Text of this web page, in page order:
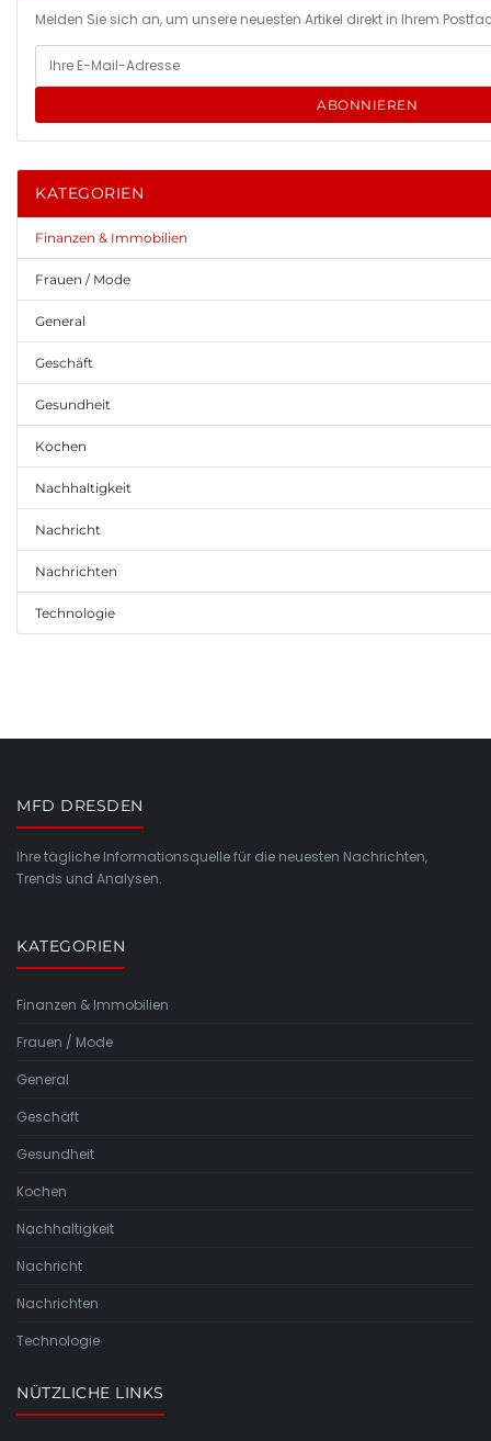
Melden Sie sich an, um unsere neuesten Artikel direkt in Ihrem
ABONNIEREN
KATEGORIEN
Finanzen & Immobilien
Frauen / Mode
General
Geschäft
Gesundheit
Kochen
Nachhaltigkeit
Nachricht
Nachrichten
Technologie
MFD DRESDEN
Ihre tägliche Informationsquelle für die neuesten Nachrichten,
Trends und Analysen.
KATEGORIEN
Finanzen & Immobilien
Frauen / Mode
General
Geschäft
Gesundheit
Kochen
Nachhaltigkeit
Nachricht
Nachrichten
Technologie
NÜTZLICHE LINKS